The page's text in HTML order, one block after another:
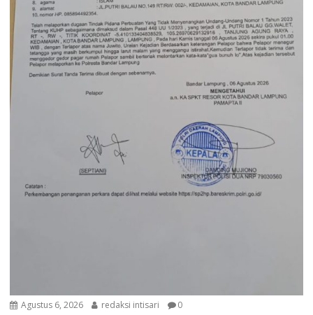
Agustus 6, 2026 redaksi intisari 0